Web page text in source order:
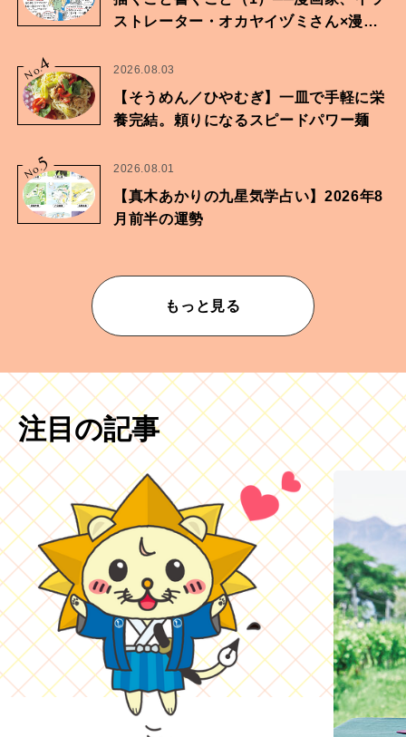
ストレーター・オカヤイヅミさん×漫画
No.
4 2026.08.03
【そうめん／ひやむぎ】一皿で手軽に栄
養完結。頼りになるスピードパワー麺
No.
5 2026.08.01
【真木あかりの九星気学占い】2026年8
月前半の運勢
もっと見る
注目の記事